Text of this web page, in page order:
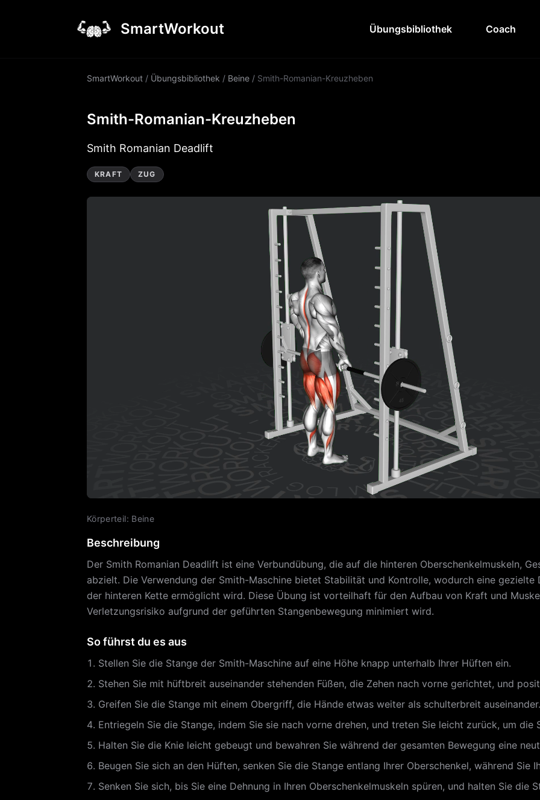
SmartWorkout Übungsbibliothek Coach
SmartWorkout / Übungsbibliothek / Beine / Smith-Romanian-Kreuzheben
Smith-Romanian-Kreuzheben
Smith Romanian Deadlift
KRAFT ZUG
Körperteil: Beine
Beschreibung
Der Smith Romanian Deadlift ist eine Verbundübung, die auf die hinteren Oberschenkelmuskeln,
abzielt. Die Verwendung der Smith-Maschine bietet Stabilität und Kontrolle, wodurch eine gezielte
der hinteren Kette ermöglicht wird. Diese Übung ist vorteilhaft für den Aufbau von Kraft und
Verletzungsrisiko aufgrund der geführten Stangenbewegung minimiert wird.
So führst du es aus
Stellen Sie die Stange der Smith-Maschine auf eine Höhe knapp unterhalb Ihrer Hüften ein.
Stehen Sie mit hüftbreit auseinander stehenden Füßen, die Zehen nach vorne gerichtet, und
Greifen Sie die Stange mit einem Obergriff, die Hände etwas weiter als schulterbreit auseinander.
Entriegeln Sie die Stange, indem Sie sie nach vorne drehen, und treten Sie leicht zurück, um die
Halten Sie die Knie leicht gebeugt und bewahren Sie während der gesamten Bewegung eine
Beugen Sie sich an den Hüften, senken Sie die Stange entlang Ihrer Oberschenkel, während Sie
Senken Sie sich, bis Sie eine Dehnung in Ihren Oberschenkelmuskeln spüren, und halten Sie die